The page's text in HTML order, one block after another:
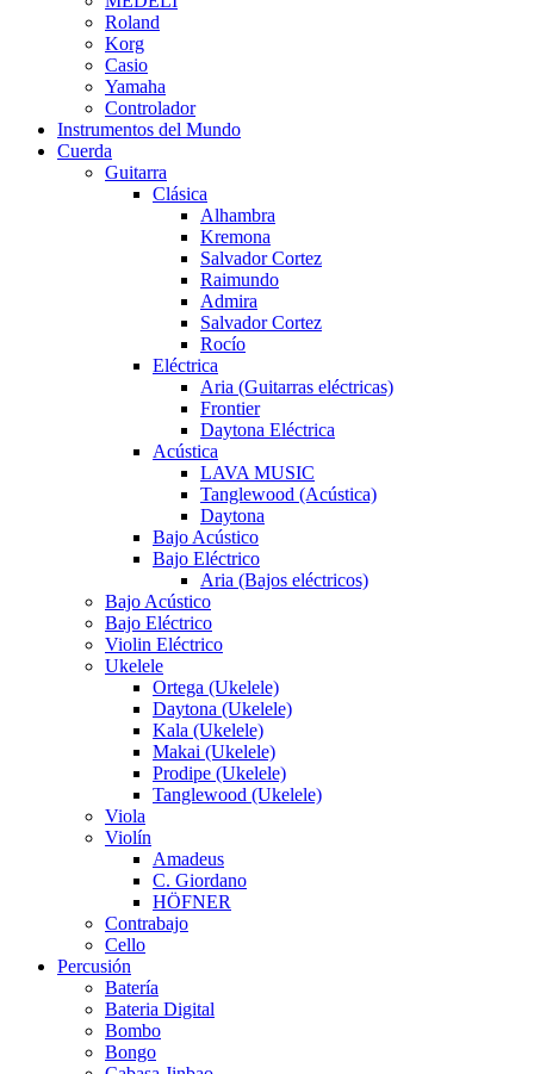
Roland
Korg
Casio
Yamaha
Controlador
Instrumentos del Mundo
Cuerda
Guitarra
Clásica
Alhambra
Kremona
Salvador Cortez
Raimundo
Admira
Salvador Cortez
Rocío
Eléctrica
Aria (Guitarras eléctricas)
Frontier
Daytona Eléctrica
Acústica
LAVA MUSIC
Tanglewood (Acústica)
Daytona
Bajo Acústico
Bajo Eléctrico
Aria (Bajos eléctricos)
Bajo Acústico
Bajo Eléctrico
Violin Eléctrico
Ukelele
Ortega (Ukelele)
Daytona (Ukelele)
Kala (Ukelele)
Makai (Ukelele)
Prodipe (Ukelele)
Tanglewood (Ukelele)
Viola
Violín
Amadeus
C. Giordano
HÖFNER
Contrabajo
Cello
Percusión
Batería
Bateria Digital
Bombo
Bongo